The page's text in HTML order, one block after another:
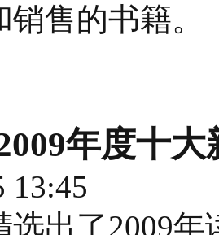
售的书籍。
年度十大
13:45
选出了2009